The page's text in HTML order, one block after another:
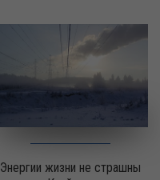
Энергии жизни не страшны